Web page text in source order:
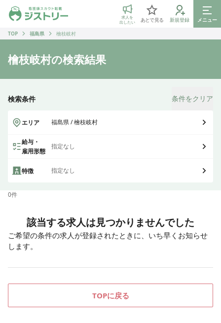
ジストリー 看護師の転職マッチング
求人を
出したい
あとで見る 新規登録
メニュー
TOP
福島県 檜枝岐村
檜枝岐村の検索結果
検索条件 条件をクリア
エリア 福島県 / 檜枝岐村
給与・
雇用形態
指定なし
特徴 指定なし
0件
該当する求人は見つかりませんでした
ご希望の条件の求人が登録されたときに、いち早くお知らせ
します。
TOPに戻る